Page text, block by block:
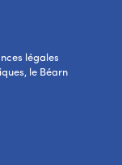
légales
le Béarn